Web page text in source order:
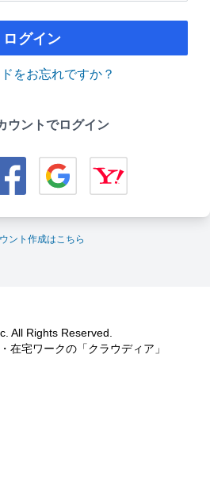
ログイン
をお忘れですか？
ウントでログイン
ント作成はこちら
All Rights Reserved.
在宅ワークの「クラウディア」